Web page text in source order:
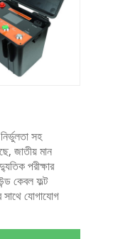
সহ
জাতীয় মান
পরীক্ষার
কেবল ফল্ট
সাথে যোগাযোগ